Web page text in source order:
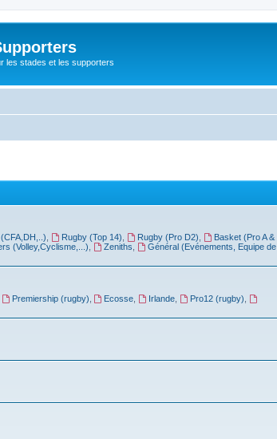
les stades et les supporters
Rugby (Top 14) Rugby (Pro D2)
Basket (Pro A &
(Volley,Cyclisme,...) Zeniths
Général (Evénements, Equipe de
Premiership (rugby) Ecosse Irlande Pro12 (rugby)